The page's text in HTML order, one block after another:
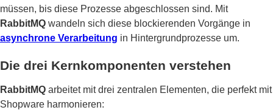
müssen, bis diese Prozesse abgeschlossen sind. Mit
RabbitMQ wandeln sich diese blockierenden Vorgänge in
asynchrone Verarbeitung in Hintergrundprozesse um.
Die drei Kernkomponenten verstehen
RabbitMQ arbeitet mit drei zentralen Elementen, die perfekt mit
Shopware harmonieren: